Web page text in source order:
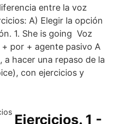
entre la voz
A) Elegir la opción
1. She is going Voz
por + agente pasivo A
a hacer una repaso de la
con ejercicios y
Ejercicios. 1 -